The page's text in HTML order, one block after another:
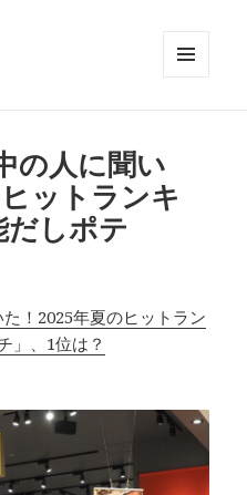
の人に聞い
ットランキ
だしポテ
！2025年夏のヒットラン
」、1位は？